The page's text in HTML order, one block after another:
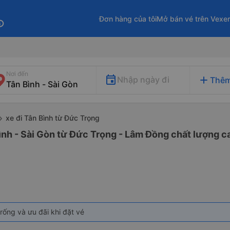
Đơn hàng của tôiMở bán vé trên
Nơi đến
Nhập ngày đi add
xe đi Tân Bình từ Đức Trọng
- Sài Gòn từ Đức Trọng - Lâm Đồng chất lượng
và ưu đãi khi đặt vé